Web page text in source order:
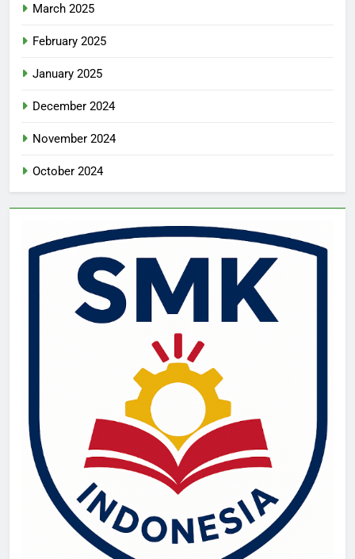
March 2025
February 2025
January 2025
December 2024
November 2024
October 2024